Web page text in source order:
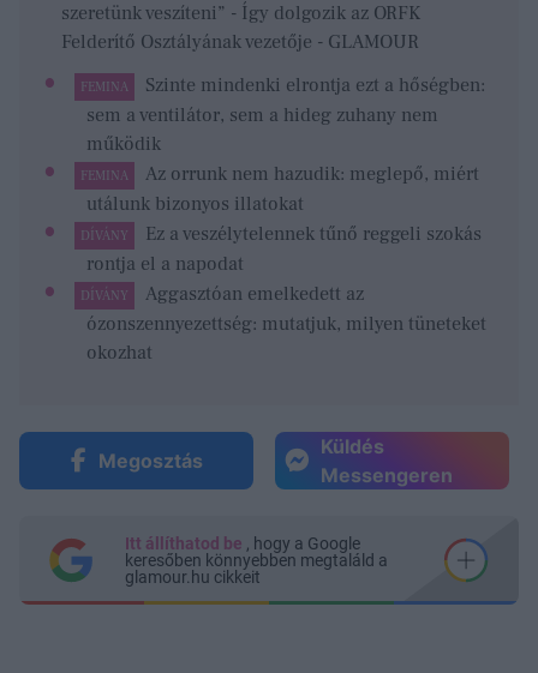
szeretünk veszíteni” - Így dolgozik az ORFK
Felderítő Osztályának vezetője - GLAMOUR
FEMINA
Szinte mindenki elrontja ezt a hőségben:
sem a ventilátor, sem a hideg zuhany nem
működik
FEMINA
Az orrunk nem hazudik: meglepő, miért
utálunk bizonyos illatokat
DÍVÁNY
Ez a veszélytelennek tűnő reggeli szokás
rontja el a napodat
DÍVÁNY
Aggasztóan emelkedett az
ózonszennyezettség: mutatjuk, milyen tüneteket
okozhat
Megosztás
Küldés
Messengeren
Itt állíthatod be , hogy a Google
keresőben könnyebben megtaláld a
glamour.hu cikkeit